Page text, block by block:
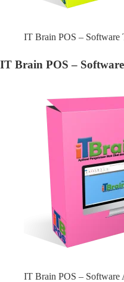
IT Brain POS – Software
IT Brain POS –
IT Brain POS –